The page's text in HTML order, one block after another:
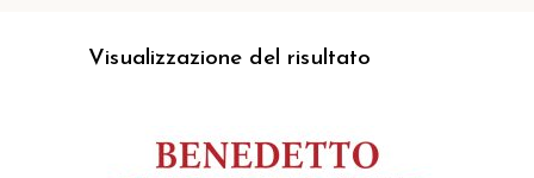
Visualizzazione del risultato